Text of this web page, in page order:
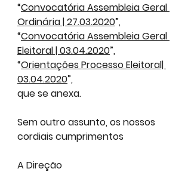
“Convocatória Assembleia Geral
Ordinária | 27.03.2020”,
“Convocatória Assembleia Geral
Eleitoral | 03.04.2020”,
“Orientações Processo Eleitoral|
03.04.2020”,
que se anexa.
Sem outro assunto, os nossos
cordiais cumprimentos
A Direção